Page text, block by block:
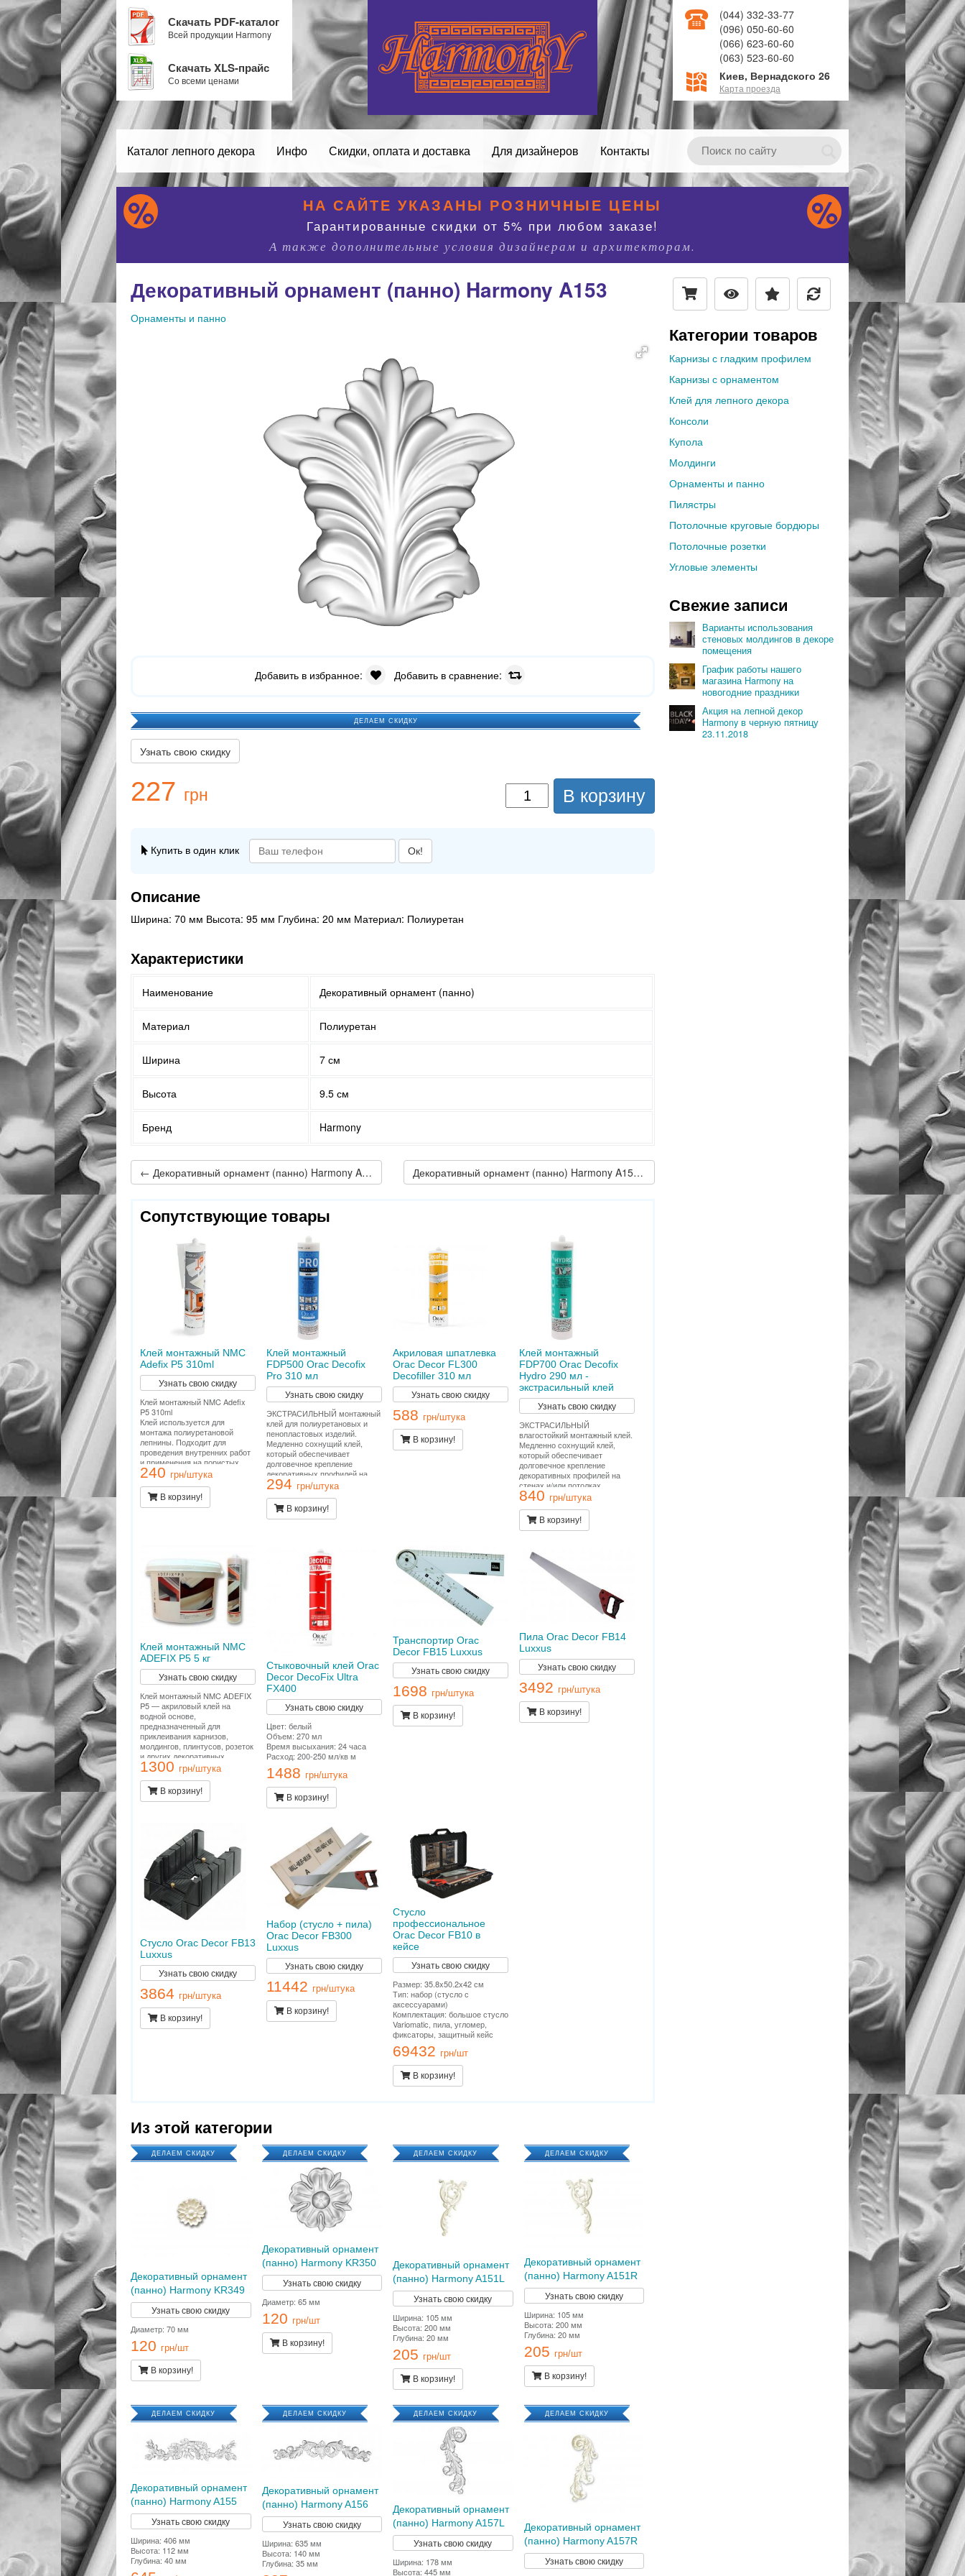
Скачать PDF-каталог
Всей продукции Harmony
Скачать XLS-прайс
Со всеми ценами
(044) 332-33-77
(096) 050-60-60
(066) 623-60-60
(063) 523-60-60
Киев, Вернадского 26
Карта проезда
Каталог лепного декора Инфо Скидки, оплата и доставка Для дизайнеров Контакты
НА САЙТЕ УКАЗАНЫ РОЗНИЧНЫЕ ЦЕНЫ
Гарантированные скидки от 5% при любом заказе!
А также дополнительные условия дизайнерам и архитекторам.
Декоративный орнамент (панно) Harmony A153
Орнаменты и панно
Добавить в избранное: Добавить в сравнение:
ДЕЛАЕМ СКИДКУ
Узнать свою скидку
227 грн В корзину
Купить в один клик Ок!
Описание
Ширина: 70 мм Высота: 95 мм Глубина: 20 мм Материал: Полиуретан
Характеристики
Наименование Декоративный орнамент (панно)
Материал Полиуретан
Ширина 7 см
Высота 9.5 см
Бренд Harmony
← Декоративный орнамент (панно) Harmony A151R Декоративный орнамент (панно) Harmony A155 →
Сопутствующие товары
Клей монтажный NMC
Adefix P5 310ml
Узнать свою скидку
Клей монтажный NMC Adefix
P5 310ml
Клей используется для
монтажа полиуретановой
лепнины. Подходит для
проведения внутренних работ
и применения на пористых
поверхностях. Расход тюбика
12 метров погонных.
240 грн/штука
В корзину!
Клей монтажный
FDP500 Orac Decofix
Pro 310 мл
Узнать свою скидку
ЭКСТРАСИЛЬНЫЙ монтажный
клей для полиуретановых и
пенопластовых изделий.
Медленно сохнущий клей,
который обеспечивает
долговечное крепление
декоративных профилей на
стенах и/или потолках.
Подходит для проведения
внутренних работ и
применения на пористых
294 грн/штука
В корзину!
Акриловая шпатлевка
Orac Decor FL300
Decofiller 310 мл
Узнать свою скидку
588 грн/штука
В корзину!
Клей монтажный
FDP700 Orac Decofix
Hydro 290 мл -
экстрасильный клей
Узнать свою скидку
ЭКСТРАСИЛЬНЫЙ
влагостойкий монтажный клей.
Медленно сохнущий клей,
который обеспечивает
долговечное крепление
декоративных профилей на
стенах и/или потолках.
Подходит для проведения
внутренних работ и
применения на пористых
поверхностях. Применяется во
работах). Расход тюбика на 10-
12 метров погонных.
840 грн/штука
В корзину!
Клей монтажный NMC
ADEFIX P5 5 кг
Узнать свою скидку
Клей монтажный NMC ADEFIX
P5 — акриловый клей на
водной основе,
предназначенный для
приклеивания карнизов,
молдингов, плинтусов, розеток
и других декоративных
элементов из полистирола и
полиуретана на ДВП, ДСП,
гипсокартон, гипсоволокно,
штукатурку, бетон и другие
1300 грн/штука
В корзину!
Стыковочный клей Orac
Decor DecoFix Ultra
FX400
Узнать свою скидку
Цвет: белый
Объем: 270 мл
Время высыхания: 24 часа
Расход: 200-250 мл/кв м
1488 грн/штука
В корзину!
Транспортир Orac
Decor FB15 Luxxus
Узнать свою скидку
1698 грн/штука
В корзину!
Пила Orac Decor FB14
Luxxus
Узнать свою скидку
3492 грн/штука
В корзину!
Стусло Orac Decor FB13
Luxxus
Узнать свою скидку
3864 грн/штука
В корзину!
Набор (стусло + пила)
Orac Decor FB300
Luxxus
Узнать свою скидку
11442 грн/штука
В корзину!
Стусло
профессиональное
Orac Decor FB10 в
кейсе
Узнать свою скидку
Размер: 35.8x50.2x42 см
Тип: набор (стусло с
аксессуарами)
Комплектация: большое стусло
Variomatic, пила, угломер,
фиксаторы, защитный кейс
69432 грн/шт
В корзину!
Из этой категории
ДЕЛАЕМ СКИДКУ
Декоративный орнамент
(панно) Harmony KR349
Узнать свою скидку
Диаметр: 70 мм
120 грн/шт
В корзину!
ДЕЛАЕМ СКИДКУ
Декоративный орнамент
(панно) Harmony KR350
Узнать свою скидку
Диаметр: 65 мм
120 грн/шт
В корзину!
ДЕЛАЕМ СКИДКУ
Декоративный орнамент
(панно) Harmony A151L
Узнать свою скидку
Ширина: 105 мм
Высота: 200 мм
Глубина: 20 мм
205 грн/шт
В корзину!
ДЕЛАЕМ СКИДКУ
Декоративный орнамент
(панно) Harmony A151R
Узнать свою скидку
Ширина: 105 мм
Высота: 200 мм
Глубина: 20 мм
205 грн/шт
В корзину!
ДЕЛАЕМ СКИДКУ
Декоративный орнамент
(панно) Harmony A155
Узнать свою скидку
Ширина: 406 мм
Высота: 112 мм
Глубина: 40 мм
ДЕЛАЕМ СКИДКУ
Декоративный орнамент
(панно) Harmony A156
Узнать свою скидку
Ширина: 635 мм
Высота: 140 мм
Глубина: 35 мм
ДЕЛАЕМ СКИДКУ
Декоративный орнамент
(панно) Harmony A157L
Узнать свою скидку
Ширина: 178 мм
Высота: 445 мм
ДЕЛАЕМ СКИДКУ
Декоративный орнамент
(панно) Harmony A157R
Узнать свою скидку
Категории товаров
Карнизы с гладким профилем
Карнизы с орнаментом
Клей для лепного декора
Консоли
Купола
Молдинги
Орнаменты и панно
Пилястры
Потолочные круговые бордюры
Потолочные розетки
Угловые элементы
Свежие записи
Варианты использования
стеновых молдингов в декоре
помещения
График работы нашего
магазина Harmony на
новогодние праздники
Акция на лепной декор
Harmony в черную пятницу
23.11.2018